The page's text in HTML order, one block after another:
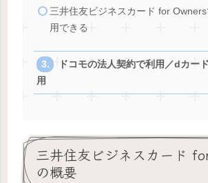
三井住友ビジネスカード for Owners
用できる
ドコモの法人契約で利用／dカー
用
三井住友ビジネスカード
の概要